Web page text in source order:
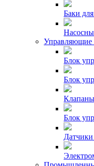
Баки
Управляющие
Блок
Блок
Блок